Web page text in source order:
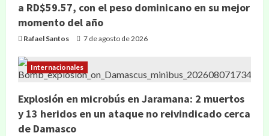
a RD$59.57, con el peso dominicano en su mejor
momento del año
Rafael Santos 7 de agosto de 2026
Internacionales
Explosión en microbús en Jaramana: 2 muertos
y 13 heridos en un ataque no reivindicado cerca
de Damasco